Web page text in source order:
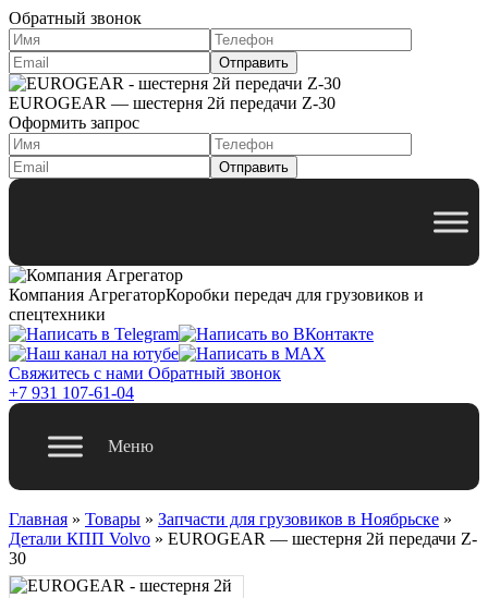
Обратный звонок
EUROGEAR — шестерня 2й передачи Z-30
Оформить запрос
Компания АгрегаторКоробки передач для грузовиков и
спецтехники
Свяжитесь с нами Обратный звонок
+7 931 107-61-04
Меню
Главная » Товары » Запчасти для грузовиков в Ноябрьске »
Детали КПП Volvo » EUROGEAR — шестерня 2й передачи Z-
30